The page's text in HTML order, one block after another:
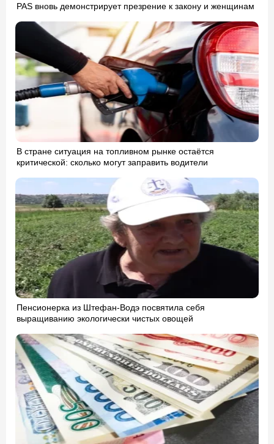
PAS вновь демонстрирует презрение к закону и женщинам
В стране ситуация на топливном рынке остаётся
критической: сколько могут заправить водители
Пенсионерка из Штефан-Водэ посвятила себя
выращиванию экологически чистых овощей